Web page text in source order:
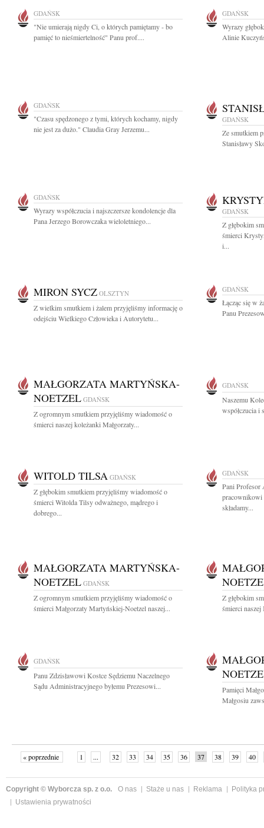
GDAŃSK
"Nie umierają nigdy Ci, o których pamiętamy - bo
pamięć to nieśmiertelność" Panu prof....
GDAŃSK
Wyrazy
Alinie
GDAŃSK
"Czasu spędzonego z tymi, których kochamy, nigdy
nie jest za dużo." Claudia Gray Jerzemu...
GDAŃSK
Ze smutkiem
Stanisławy
GDAŃSK
Wyrazy współczucia i najszczersze kondolencje dla
Pana Jerzego Borowczaka wieloletniego...
GDAŃSK
Z głębokim
śmierci
i...
MIRON SYCZ OLSZTYN
Z wielkim smutkiem i żalem przyjęliśmy informację o
odejściu Wielkiego Człowieka i Autorytetu...
GDAŃSK
Łącząc się w
Panu
MAŁGORZATA MARTYŃSKA-
NOETZEL GDAŃSK
Z ogromnym smutkiem przyjęliśmy wiadomość o
śmierci naszej koleżanki Małgorzaty...
GDAŃSK
Naszemu
współczucia i
WITOLD TILSA GDAŃSK
Z głębokim smutkiem przyjęliśmy wiadomość o
śmierci Witolda Tilsy odważnego, mądrego i
dobrego...
GDAŃSK
Pani Profesor
pracownikowi
składamy...
MAŁGORZATA MARTYŃSKA-
NOETZEL GDAŃSK
Z ogromnym smutkiem przyjęliśmy wiadomość o
śmierci Małgorzaty Martyńskiej-Noetzel naszej...
Z głębokim
śmierci naszej
GDAŃSK
Panu Zdzisławowi Kostce Sędziemu Naczelnego
Sądu Administracyjnego byłemu Prezesowi...
Pamięci
Małgosiu
« poprzednie 1 ... 32 33 34 35 36 37 38 39
40
Copyright © Wyborcza sp. z o.o. O nas Staże u nas Reklama
Polityka
Ustawienia prywatności